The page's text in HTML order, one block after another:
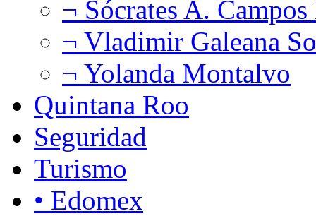
¬ Sócrates A.
¬ Vladimir Galeana
¬ Yolanda Montalvo
Quintana Roo
Seguridad
Turismo
• Edomex